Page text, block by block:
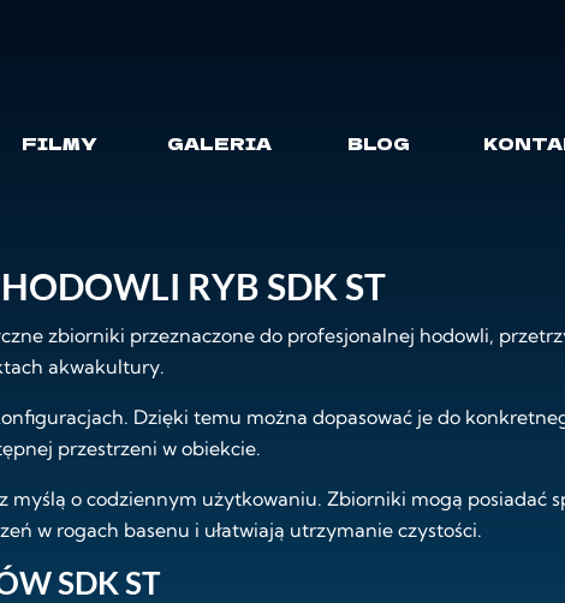
FILMY GALERIA BLOG
DO HODOWLI RYB SDK ST
RYB SDK ST
zbiorniki przeznaczone do profesjonalnej hodowli,
akwakultury.
Dzięki temu można dopasować je do
przestrzeni w obiekcie.
myślą o codziennym użytkowaniu. Zbiorniki mogą posiadać
w rogach basenu i ułatwiają utrzymanie czystości.
SDK ST